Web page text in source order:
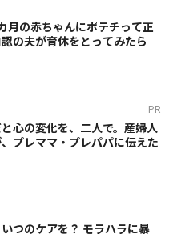
月の赤ちゃんにポテチって正
の夫が育休をとってみたら
PR
心の変化を、二人で。産婦人
プレママ・プレパパに伝えた
いつのケアを？ モラハラに暴